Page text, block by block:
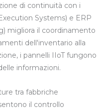
di continuità con i
Systems) e ERP
migliora il coordinamento
dell'inventario alla
i pannelli IIoT fungono
informazioni.
tra fabbriche
il controllo